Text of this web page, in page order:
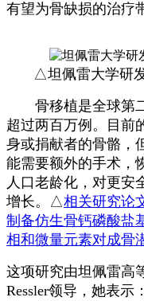
有望为骨缺损的治疗
△坦佩雷大学研
骨移植是全球第
超过两百万例。目前
身或捐献者的骨骼，
能需要额外的手术，
人口老龄化，对更安
增长。 △相关研究论
制备仿生骨钙磷酸盐
相和微量元素对成骨
这项研究由坦佩雷高
Ressler领导，她表